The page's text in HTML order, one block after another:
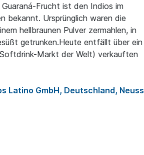
Frucht ist den Indios im
bekannt. Ursprünglich waren die
hellbraunen Pulver zermahlen, in
getrunken.Heute entfällt über ein
Markt der Welt) verkauften
Latino GmbH, Deutschland, Neuss